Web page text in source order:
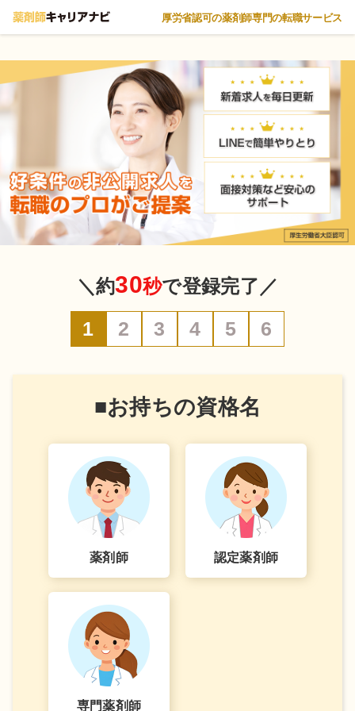
厚労省認可の薬剤師専門の転職サービス
＼約30秒で登録完了／
1 2 3 4 5 6
■お持ちの資格名
薬剤師 認定薬剤師
専門薬剤師